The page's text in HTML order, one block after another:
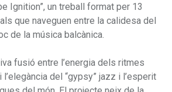
Ignition”, un treball format per 13
que naveguen entre la calidesa del
de la música balcànica.
fusió entre l’energia dels ritmes
del “gypsy” jazz i l’esperit